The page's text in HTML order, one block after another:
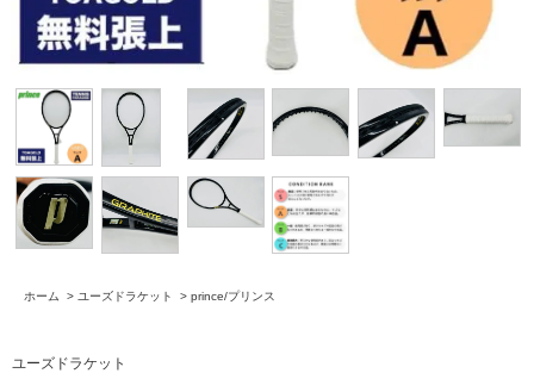
ホーム > ユーズドラケット > prince/プリンス
ユーズドラケット